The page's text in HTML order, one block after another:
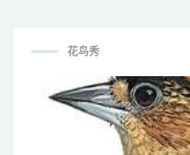
花鸟秀